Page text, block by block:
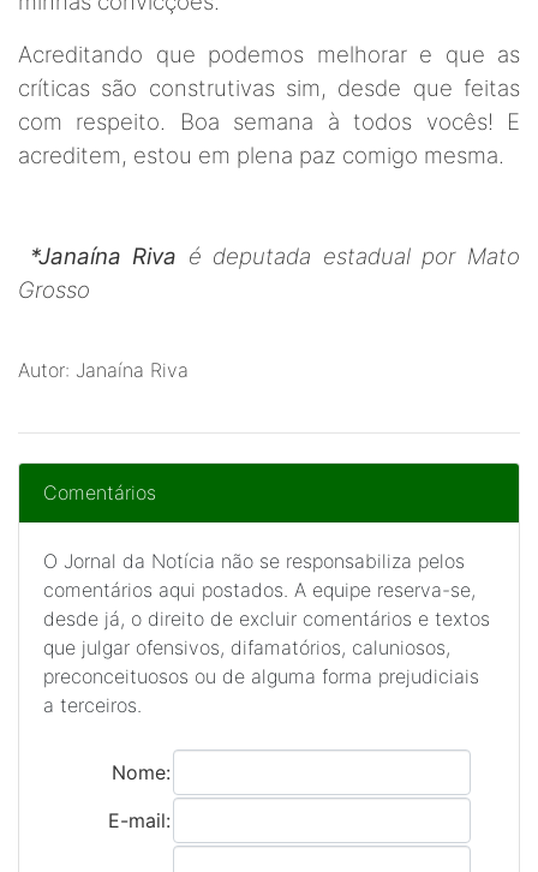
Acreditando que podemos melhorar e que as
críticas são construtivas sim, desde que feitas
com respeito. Boa semana à todos vocês! E
acreditem, estou em plena paz comigo mesma.
*Janaína Riva é deputada estadual por Mato
Grosso
Autor: Janaína Riva
Comentários
O Jornal da Notícia não se responsabiliza pelos
comentários aqui postados. A equipe reserva-se,
desde já, o direito de excluir comentários e textos
que julgar ofensivos, difamatórios, caluniosos,
preconceituosos ou de alguma forma prejudiciais
a terceiros.
Nome:
E-mail: